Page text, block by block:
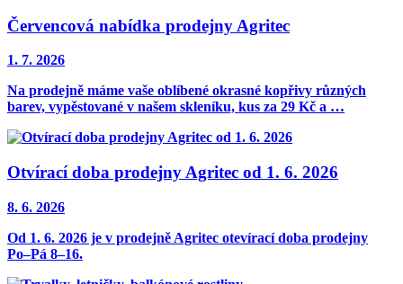
Červencová nabídka prodejny Agritec
1. 7. 2026
Na prodejně máme vaše oblíbené okrasné kopřivy různých
barev, vypěstované v našem skleníku, kus za 29 Kč a …
Otvírací doba prodejny Agritec od 1. 6. 2026
8. 6. 2026
Od 1. 6. 2026 je v prodejně Agritec otevírací doba prodejny
Po–Pá 8–16.